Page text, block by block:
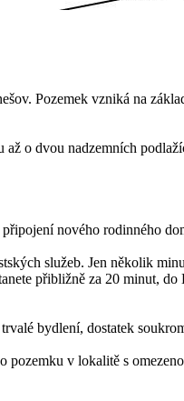
Pozemek vzniká na
o dvou nadzemních
nového rodinného
služeb. Jen několik
přibližně za 20 minut, do
bydlení, dostatek
pozemku v lokalitě s